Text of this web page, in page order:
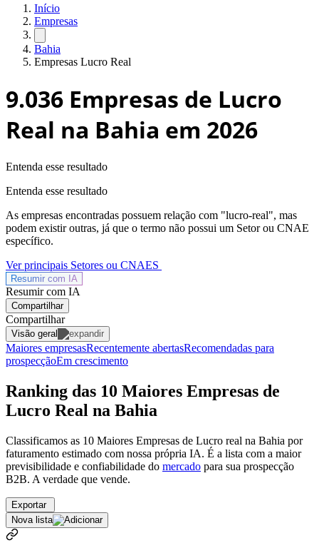
Início
Empresas
Bahia
Empresas Lucro Real
9.036 Empresas de Lucro
Real na Bahia em 2026
Entenda esse resultado
Entenda esse resultado
As empresas encontradas possuem relação com "lucro-real", mas
podem existir outras, já que o termo não possui um Setor ou CNAE
específico.
Ver principais Setores ou CNAES
Resumir com IA
Resumir com IA
Compartilhar
Compartilhar
Visão geral
Maiores empresasRecentemente abertasRecomendadas para
prospecçãoEm crescimento
Ranking das 10 Maiores Empresas de
Lucro Real na Bahia
Classificamos as 10 Maiores Empresas de Lucro real na Bahia por
faturamento estimado com nossa própria IA. É a lista com a maior
previsibilidade e confiabilidade do mercado para sua prospecção
B2B. A verdade que vende.
Exportar
Nova lista